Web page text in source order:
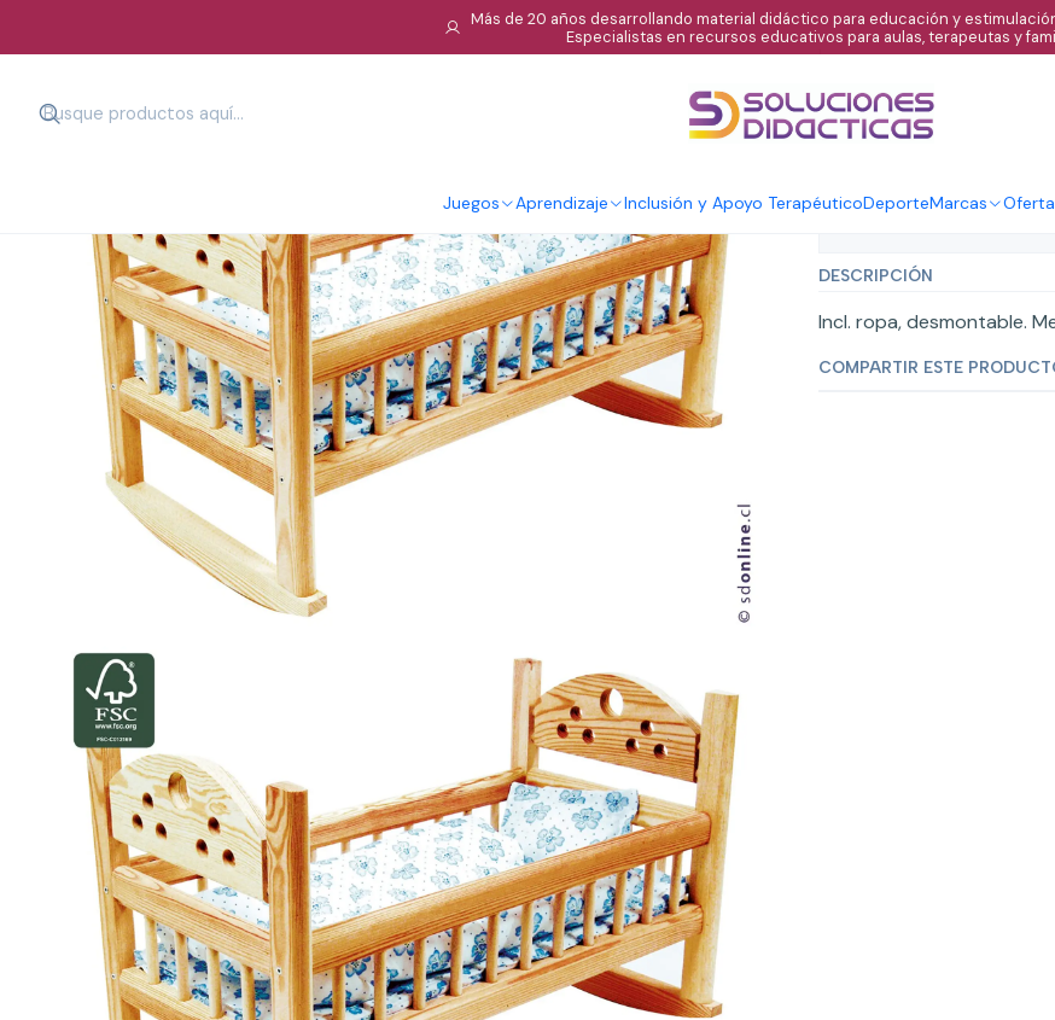
Juegos Aprendizaje Inclusión y Apoyo TerapéuticoDeporteMarcas
Más de 20 años desarrollando material didáctico para educación y
Especialistas en recursos educativos para aulas, terapeutas y
|
Cuna de
DESCRIPCIÓN
Incl. ropa, desmontable.
COMPARTIR ESTE